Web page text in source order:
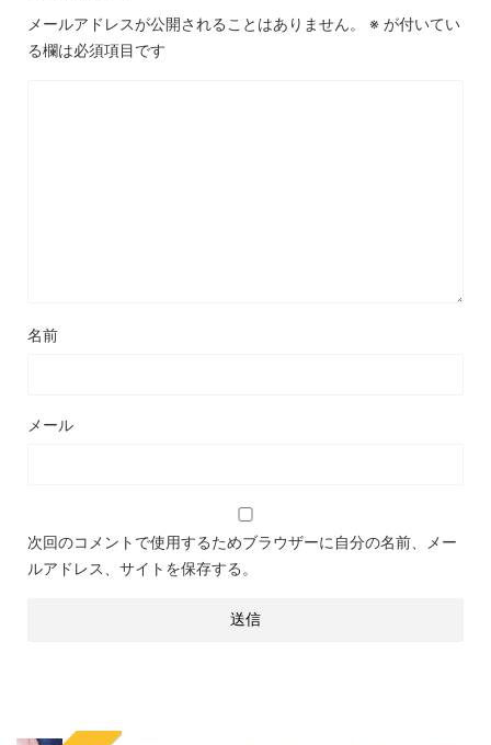
メールアドレスが公開されることはありません。 ※ が付いてい
る欄は必須項目です
名前
メール
次回のコメントで使用するためブラウザーに自分の名前、メー
ルアドレス、サイトを保存する。